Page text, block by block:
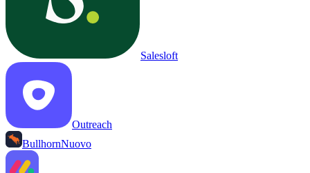
Salesloft
Outreach
BullhornNuovo